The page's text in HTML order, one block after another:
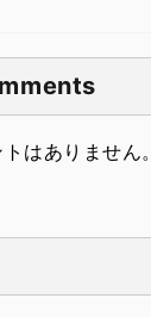
はありません。